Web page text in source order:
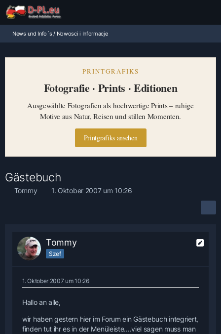
News und Info´s / Nowosci i Informacje
PRINTGRAFIKS
Fotografie · Prints · Editionen
Ausgewählte Fotografien als hochwertige Prints – ruhige
Motive aus Natur, Reisen und stillen Momenten.
Printgrafiks ansehen
Gästebuch
Tommy 1. Oktober 2007 um 10:26
Tommy
Szef
1. Oktober 2007 um 10:26
Hallo an alle,
wir haben gestern hier im Forum ein Gästebuch integriert,
finden tut ihr es in der Menüleiste....viel sagen muss man